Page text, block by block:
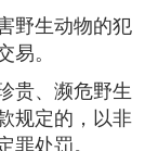
野生动物的犯
易。
、濒危野生
规定的，以非
罪处罚。